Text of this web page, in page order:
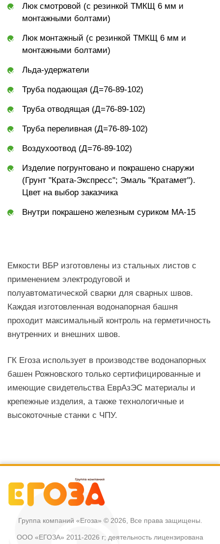
Люк смотровой (с резинкой ТМКЩ 6 мм и
монтажными болтами)
Люк монтажный (с резинкой ТМКЩ 6 мм и
монтажными болтами)
Льда-удержатели
Труба подающая (Д=76-89-102)
Труба отводящая (Д=76-89-102)
Труба переливная (Д=76-89-102)
Воздухоотвод (Д=76-89-102)
Изделие погрунтовано и покрашено снаружи
(Грунт "Крата-Экспресс"; Эмаль "Кратамет").
Цвет на выбор заказчика
Внутри покрашено железным суриком МА-15
Емкости ВБР изготовлены из стальных листов с
применением электродуговой и
полуавтоматической сварки для сварных швов.
Каждая изготовленная водонапорная башня
проходит максимальный контроль на герметичность
внутренних и внешних швов.
ГК Егоза использует в производстве водонапорных
башен Рожновского только сертифицированные и
имеющие свидетельства ЕврАзЭС материалы и
крепежные изделия, а также технологичные и
высокоточные станки с ЧПУ.
Группа компаний «Егоза» © 2026, Все права защищены.
ООО «ЕГОЗА» 2011-2026 г; деятельность лицензирована